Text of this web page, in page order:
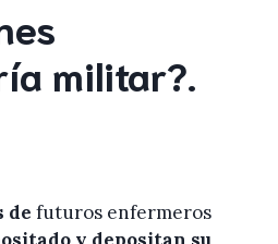
militar?.
de futuros enfermeros